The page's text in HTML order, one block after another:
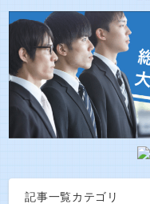
記事一覧カテゴリ